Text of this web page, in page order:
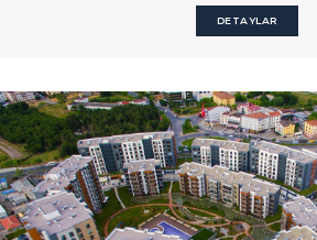
DETAYLAR